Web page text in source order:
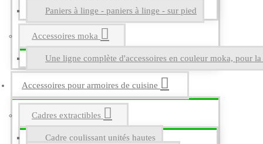
Paniers à linge - paniers à linge - sur pied
Accessoires moka
Une ligne complète d'accessoires en couleur moka, pour
Accessoires pour armoires de cuisine
Cadres extractibles
Cadre coulissant unités hautes